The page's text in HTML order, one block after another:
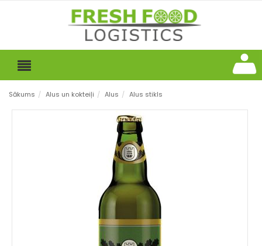
Sākums / Alus un kokteiļi / Alus / Alus stikls